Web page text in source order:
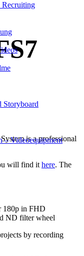
Recruiting
Storyboard
– Videoequipment
is a professional
will find it here. The
180p in FHD
ND filter wheel
by recording